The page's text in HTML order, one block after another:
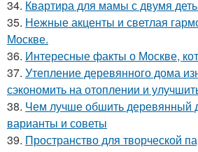
34. Квартира для мамы с двумя
35. Нежные акценты и светлая
Москве.
36. Интересные факты о Москве,
37. Утепление деревянного дома
сэкономить на отоплении и
38. Чем лучше обшить деревянный
варианты и советы
39. Пространство для творческой